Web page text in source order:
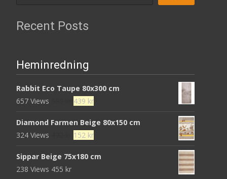
Recent Posts
Heminredning
Rabbit Eco Taupe 80x300 cm
657 Views
Det
priset
var:
439 krDet
priset
är:
Diamond Farmen Beige 80x150 cm
324 Views
Det
priset
152 krDet
priset
Sippar Beige 75x180 cm
238 Views 455 kr